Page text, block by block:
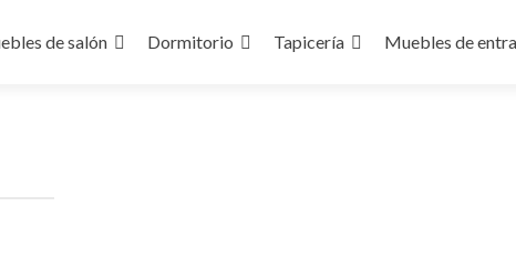
de salón Dormitorio Tapicería Muebles de